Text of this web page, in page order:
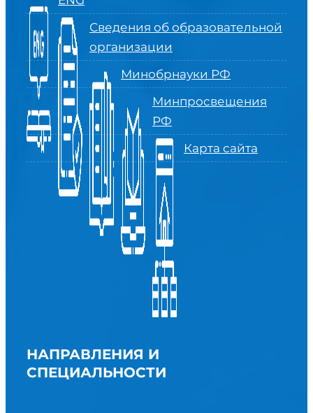
Сведения об образовательной
организации
Минобрнауки РФ
Минпросвещения
РФ
Карта сайта
НАПРАВЛЕНИЯ И
СПЕЦИАЛЬНОСТИ